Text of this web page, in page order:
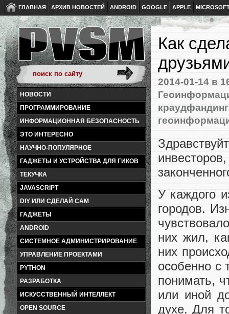
ГЛАВНАЯ АРХИВ НОВОСТЕЙ ANDROID GOOGLE APPLE
НОВОСТИ
ПРОГРАММИРОВАНИЕ
ИНФОРМАЦИОННАЯ БЕЗОПАСНОСТЬ
ЭТО ИНТЕРЕСНО
НАУЧНО-ПОПУЛЯРНОЕ
ГАДЖЕТЫ И УСТРОЙСТВА ДЛЯ ГИКОВ
ТЕКУЧКА
JAVASCRIPT
DIY ИЛИ СДЕЛАЙ САМ
ГАДЖЕТЫ
ANDROID
СИСТЕМНОЕ АДМИНИСТРИРОВАНИЕ
УПРАВЛЕНИЕ ПРОЕКТАМИ
PYTHON
РАЗРАБОТКА
ИСКУССТВЕННЫЙ ИНТЕЛЛЕКТ
OPEN SOURCE
Как
2014-01-14 в
краудфандинг
У каждого
городов.
них жил,
них
особенно с
понимать,
или иной
духе. Для